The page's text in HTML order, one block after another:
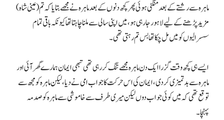
ماہرہ سے رشتے کے بعد منگنی ہوئی پھر کچھ دنوں کے بعد ماہرہ نے مجھے بتایا کہ تم (عینی شاہ)
مزید پڑھنے کے لیے لاہور جا رہی ہو، میں اپنی سالی سے ملنا چاہتا تھا کیونکہ باقی تمام
سسرالیوں کو میں مل چکا تھا بس تم رہتی تھی۔
ایسے ہی کچھ وقت گزرا ایک دن ماہرہ مجھے تنگ کررہی تھی تبھی ایمان ہمارے گھر آئی اور
ماہرہ سے بدتمیزی کردی، ایمان کی اس حرکت کا جواب امی نے دیا، لیکن ماہرہ کو مجھ سے
توقع تھی کہ میں کوئی جواب دوں لیکن میری طرف سے خاموشی سے ماہرہ کو صدمہ
پہنچا۔